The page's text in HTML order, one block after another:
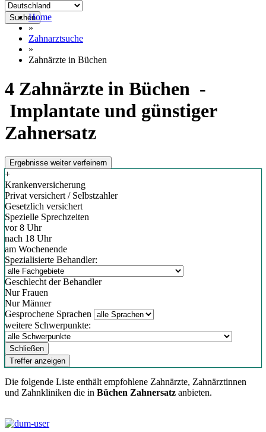
SuchenHome
»
Zahnarztsuche
»
Zahnärzte in Büchen
4 Zahnärzte in Büchen -
Implantate und günstiger
Zahnersatz
Ergebnisse weiter verfeinern
+
Krankenversicherung
Privat versichert / Selbstzahler
Gesetzlich versichert
Spezielle Sprechzeiten
vor 8 Uhr
nach 18 Uhr
am Wochenende
Spezialisierte Behandler:
Geschlecht der Behandler
Nur Frauen
Nur Männer
Gesprochene Sprachen
weitere Schwerpunkte:
Schließen
Treffer anzeigen
Die folgende Liste enthält empfohlene Zahnärzte, Zahnärztinnen
und Zahnkliniken die in Büchen Zahnersatz anbieten.